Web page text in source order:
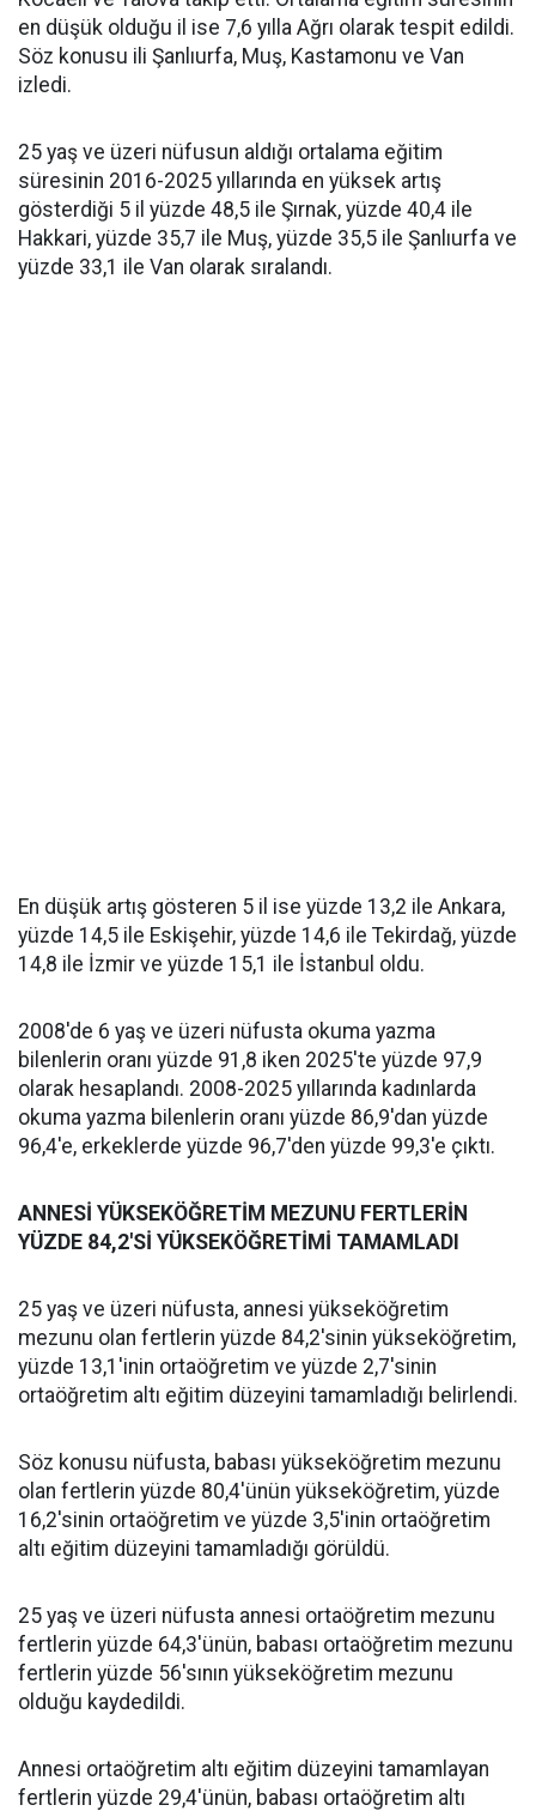
en düşük olduğu il ise 7,6 yılla Ağrı olarak tespit edildi.
Söz konusu ili Şanlıurfa, Muş, Kastamonu ve Van
izledi.
25 yaş ve üzeri nüfusun aldığı ortalama eğitim
süresinin 2016-2025 yıllarında en yüksek artış
gösterdiği 5 il yüzde 48,5 ile Şırnak, yüzde 40,4 ile
Hakkari, yüzde 35,7 ile Muş, yüzde 35,5 ile Şanlıurfa ve
yüzde 33,1 ile Van olarak sıralandı.
En düşük artış gösteren 5 il ise yüzde 13,2 ile Ankara,
yüzde 14,5 ile Eskişehir, yüzde 14,6 ile Tekirdağ, yüzde
14,8 ile İzmir ve yüzde 15,1 ile İstanbul oldu.
2008'de 6 yaş ve üzeri nüfusta okuma yazma
bilenlerin oranı yüzde 91,8 iken 2025'te yüzde 97,9
olarak hesaplandı. 2008-2025 yıllarında kadınlarda
okuma yazma bilenlerin oranı yüzde 86,9'dan yüzde
96,4'e, erkeklerde yüzde 96,7'den yüzde 99,3'e çıktı.
ANNESİ YÜKSEKÖĞRETİM MEZUNU FERTLERİN
YÜZDE 84,2'Sİ YÜKSEKÖĞRETİMİ TAMAMLADI
25 yaş ve üzeri nüfusta, annesi yükseköğretim
mezunu olan fertlerin yüzde 84,2'sinin yükseköğretim,
yüzde 13,1'inin ortaöğretim ve yüzde 2,7'sinin
ortaöğretim altı eğitim düzeyini tamamladığı belirlendi.
Söz konusu nüfusta, babası yükseköğretim mezunu
olan fertlerin yüzde 80,4'ünün yükseköğretim, yüzde
16,2'sinin ortaöğretim ve yüzde 3,5'inin ortaöğretim
altı eğitim düzeyini tamamladığı görüldü.
25 yaş ve üzeri nüfusta annesi ortaöğretim mezunu
fertlerin yüzde 64,3'ünün, babası ortaöğretim mezunu
fertlerin yüzde 56'sının yükseköğretim mezunu
olduğu kaydedildi.
Annesi ortaöğretim altı eğitim düzeyini tamamlayan
fertlerin yüzde 29,4'ünün, babası ortaöğretim altı